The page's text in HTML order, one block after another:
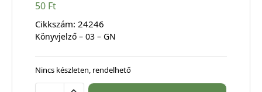
50 Ft
Cikkszám: 24246
Könyvjelző – 03 – GN
Nincs készleten, rendelhető